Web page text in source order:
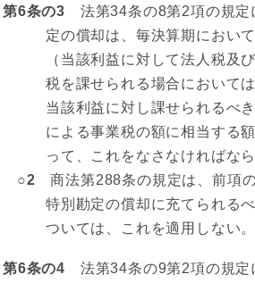
第6条の3 法第34条の8第2項の規定
定の償却は、毎決算期におい
（当該利益に対して法人税及
税を課せられる場合において
当該利益に対し課せられるべ
による事業税の額に相当する
って、これをなさなければなら
○2 商法第288条の規定は、前項
特別勘定の償却に充てられる
ついては、これを適用しない。
第6条の4 法第34条の9第2項の規定